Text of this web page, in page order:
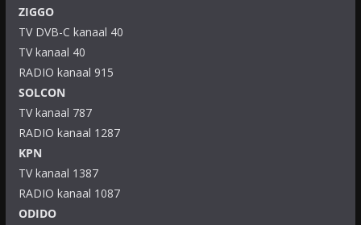
ZIGGO
TV DVB-C kanaal 40
TV kanaal 40
RADIO kanaal 915
SOLCON
TV kanaal 787
RADIO kanaal 1287
KPN
TV kanaal 1387
RADIO kanaal 1087
ODIDO